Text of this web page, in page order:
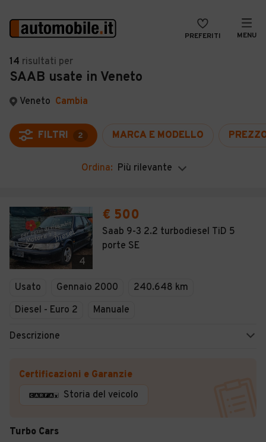
PREFERITI MENU
Auto
Auto usate
Auto Km 0
Auto Nuove
Noleggio a lungo termine
Moto
Camper
Veicoli Commerciali
VENDI
MAGAZINE
ACCEDI
14 risultati per
SAAB usate in Veneto
Veneto Cambia
FILTRI 2 MARCA E MODELLO
Ordina: Più rilevante
4
€ 500
Saab 9-3 2.2 turbodiesel TiD 5
porte SE
Usato Gennaio 2000
240.648 km
Diesel - Euro 2
Manuale
Descrizione
Certificazioni e Garanzie
Storia del veicolo
Turbo Cars